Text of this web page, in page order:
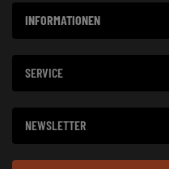
INFORMATIONEN
SERVICE
NEWSLETTER